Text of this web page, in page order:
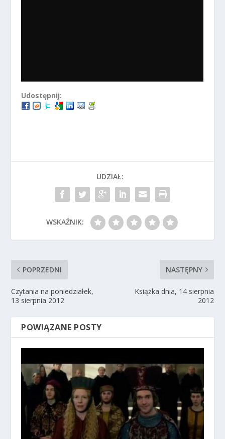
Udostępnij:
UDZIAŁ:
WSKAŹNIK:
POPRZEDNI
Czytania na poniedziałek,
13 sierpnia 2012
NASTĘPNY
Książka dnia, 14 sierpnia
2012
POWIĄZANE POSTY